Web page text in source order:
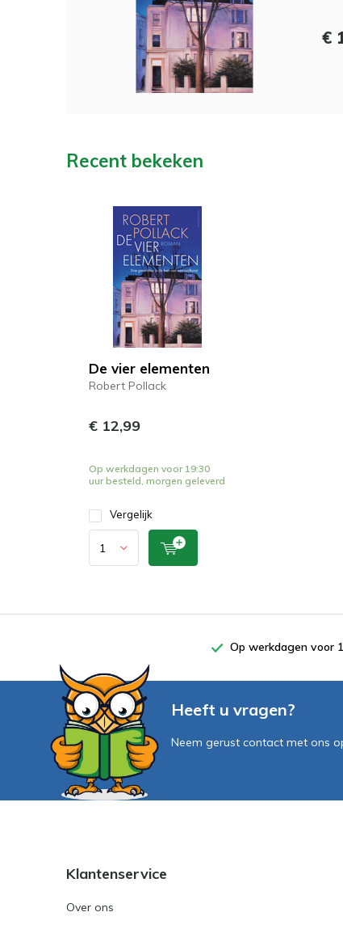
€
Recent bekeken
De vier elementen
Robert Pollack
€ 12,99
Op werkdagen voor 19:30
uur besteld, morgen geleverd
Vergelijk
Op werkdagen voor
Heeft u vragen?
Neem gerust contact met ons
Klantenservice
Over ons